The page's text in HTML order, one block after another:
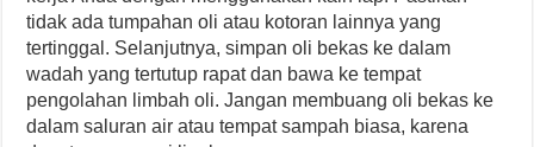
tidak ada tumpahan oli atau kotoran lainnya yang
tertinggal. Selanjutnya, simpan oli bekas ke dalam
wadah yang tertutup rapat dan bawa ke tempat
pengolahan limbah oli. Jangan membuang oli bekas ke
dalam saluran air atau tempat sampah biasa, karena